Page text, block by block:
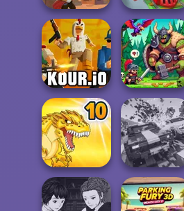
Western Sniper Train Miner
Kour.io Dragon Hunter